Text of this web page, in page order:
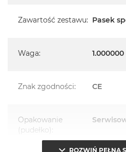
B
A
M
a
c
Zawartość zestawu: Pasek
Waga: 1.000000
Znak zgodności: CE
Opakowanie
(pudełko):
ROZWIŃ PEŁNĄ